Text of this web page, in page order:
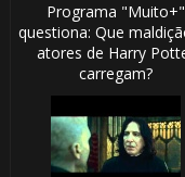
Programa "Muito+"
questiona: Que
atores de Harry
carregam?